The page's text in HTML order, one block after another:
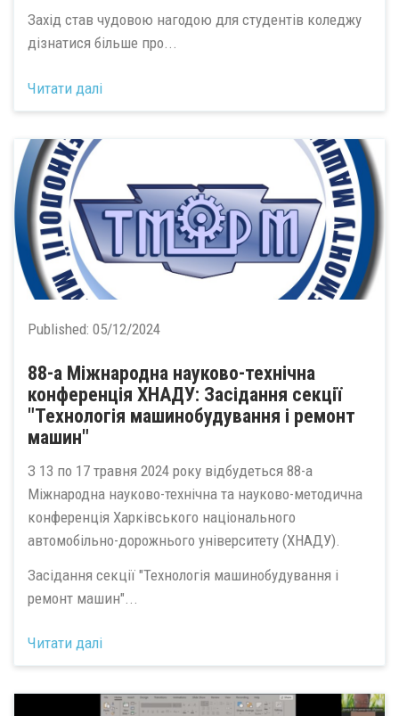
Захід став чудовою нагодою для студентів коледжу
дізнатися більше про...
Читати далі
Published: 05/12/2024
88-а Міжнародна науково-технічна
конференція ХНАДУ: Засідання секції
"Технологія машинобудування і ремонт
машин"
З 13 по 17 травня 2024 року відбудеться 88-а
Міжнародна науково-технічна та науково-методична
конференція Харківського національного
автомобільно-дорожнього університету (ХНАДУ).
Засідання секції "Технологія машинобудування і
ремонт машин"...
Читати далі